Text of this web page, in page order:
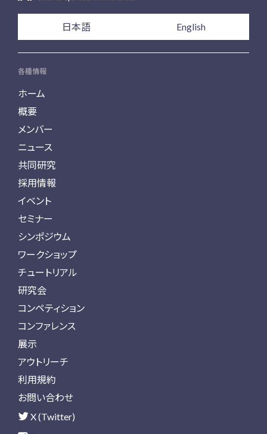
日本語 English
各種情報
ホーム
概要
メンバー
ニュース
共同研究
採用情報
イベント
セミナー
シンポジウム
ワークショップ
チュートリアル
研究会
コンペティション
コンファレンス
展示
アウトリーチ
利用規約
お問い合わせ
X (Twitter)